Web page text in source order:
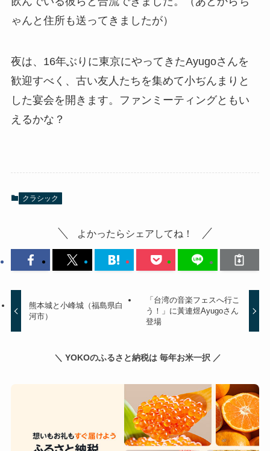
ゃんと住所も送ってきましたが）
夜は、16年ぶりに東京にやってきたAyugoさんを
歓迎すべく、古い友人たちを集めて小ぢんまりと
した宴会を開きます。ファンミーティングともい
えるかな？
クラシック
よかったらシェアしてね！
熊本城と小峰城（福島県白
河市）
「台湾の音楽フェスへ行こ
う！」に黃連煜Ayugoさん
登場
＼ YOKOのふるさと納税は 毎年お米一択 ／